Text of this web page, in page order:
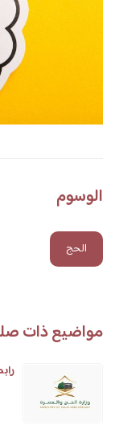
الوسوم
الحج
مواضيع ذات